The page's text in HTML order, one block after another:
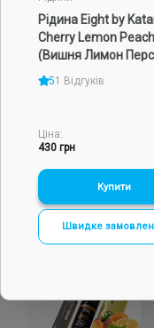
Подарункові набори
Уцінка
Рідина Eight by
Cherry Lemon Peach
(Вишня Лимон
мг, 30 мл)
51 Відгуків
Ціна:
430 грн
-
Купити
Швидке